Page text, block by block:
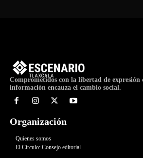
Comprometidos con la libertad de expresión
información encauza el cambio social.
Organización
Quienes somos
El Círculo: Consejo editorial